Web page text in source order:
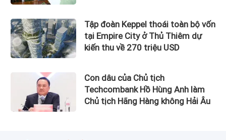
Tập đoàn Keppel thoái toàn bộ vốn
tại Empire City ở Thủ Thiêm dự
kiến thu về 270 triệu USD
Con dâu của Chủ tịch
Techcombank Hồ Hùng Anh làm
Chủ tịch Hãng Hàng không Hải Âu